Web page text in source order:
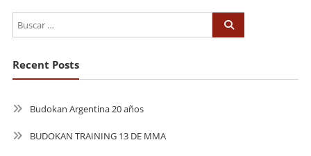
Recent Posts
Budokan Argentina 20 años
BUDOKAN TRAINING 13 DE MMA